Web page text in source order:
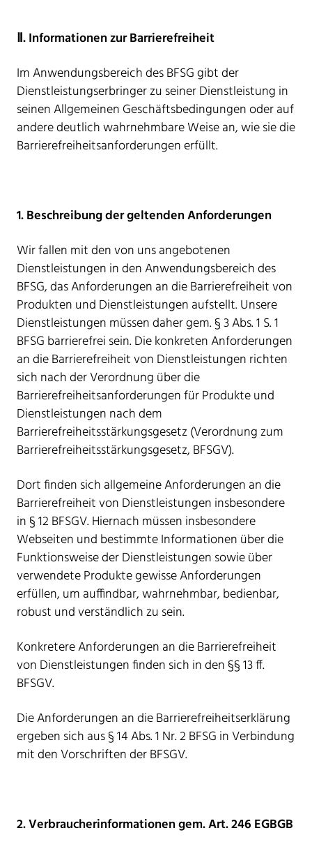
Ⅱ. Informationen zur Barrierefreiheit
Im Anwendungsbereich des BFSG gibt der
Dienstleistungserbringer zu seiner Dienstleistung in
seinen Allgemeinen Geschäftsbedingungen oder auf
andere deutlich wahrnehmbare Weise an, wie sie die
Barrierefreiheitsanforderungen erfüllt.
1. Beschreibung der geltenden Anforderungen
Wir fallen mit den von uns angebotenen
Dienstleistungen in den Anwendungsbereich des
BFSG, das Anforderungen an die Barrierefreiheit von
Produkten und Dienstleistungen aufstellt. Unsere
Dienstleistungen müssen daher gem. § 3 Abs. 1 S. 1
BFSG barrierefrei sein. Die konkreten Anforderungen
an die Barrierefreiheit von Dienstleistungen richten
sich nach der Verordnung über die
Barrierefreiheitsanforderungen für Produkte und
Dienstleistungen nach dem
Barrierefreiheitsstärkungsgesetz (Verordnung zum
Barrierefreiheitsstärkungsgesetz, BFSGV).
Dort finden sich allgemeine Anforderungen an die
Barrierefreiheit von Dienstleistungen insbesondere
in § 12 BFSGV. Hiernach müssen insbesondere
Webseiten und bestimmte Informationen über die
Funktionsweise der Dienstleistungen sowie über
verwendete Produkte gewisse Anforderungen
erfüllen, um auffindbar, wahrnehmbar, bedienbar,
robust und verständlich zu sein.
Konkretere Anforderungen an die Barrierefreiheit
von Dienstleistungen finden sich in den §§ 13 ff.
BFSGV.
Die Anforderungen an die Barrierefreiheitserklärung
ergeben sich aus § 14 Abs. 1 Nr. 2 BFSG in Verbindung
mit den Vorschriften der BFSGV.
2. Verbraucherinformationen gem. Art. 246 EGBGB